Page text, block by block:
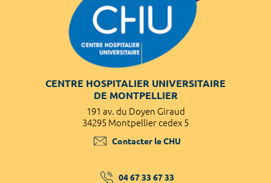
CENTRE HOSPITALIER UNIVERSITAIRE
DE MONTPELLIER
191 av. du Doyen Giraud
34295 Montpellier cedex 5
Contacter le CHU
04 67 33 67 33